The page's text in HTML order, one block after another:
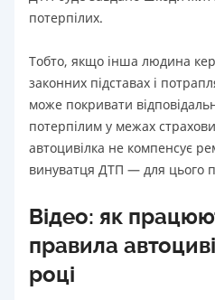
потерпілих.
Тобто, якщо інша людина
законних підставах і
може покривати
потерпілим у межах
автоцивілка не компенсує
винуватця ДТП — для цього
Відео: як
правила
році